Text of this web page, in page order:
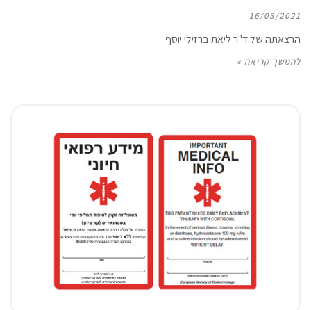
16/03/2021
הרצאתה של ד"ר ליאת ברזילי יוסף
להמשך קריאה »